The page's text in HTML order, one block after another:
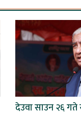
देउवा साउन २६